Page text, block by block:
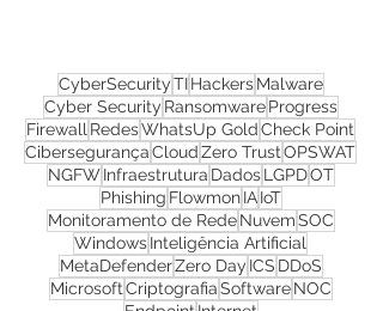
CyberSecurityTIHackersMalware
Cyber SecurityRansomwareProgress
FirewallRedesWhatsUp GoldCheck Point
CibersegurançaCloudZero TrustOPSWAT
NGFWInfraestruturaDadosLGPDOT
PhishingFlowmonIAIoT
Monitoramento de RedeNuvemSOC
WindowsInteligência Artificial